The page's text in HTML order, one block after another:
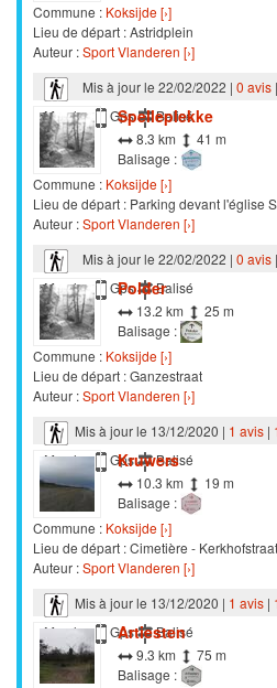
Commune : Koksijde [›]
Lieu de départ : Astridplein
Auteur :Sport Vlanderen [›]
Mis à jour le 22/02/2022 | 0 avis|
Marche
Gps Balisé
Spelleplekke
8.3 km
41 m
Balisage :
Commune : Koksijde [›]
Lieu de départ : Parking devant l'église
Auteur :Sport Vlanderen [›]
Mis à jour le 22/02/2022 | 0 avis|
Marche
Gps Balisé
Polder
13.2 km
25 m
Balisage :
Commune : Koksijde [›]
Lieu de départ : Ganzestraat
Auteur :Sport Vlanderen [›]
Mis à jour le 13/12/2020 | 1 avis|
Marche
Gps Balisé
Kruwers
10.3 km
19 m
Balisage :
Commune : Koksijde [›]
Lieu de départ : Cimetière - Kerkhofstraat
Auteur :Sport Vlanderen [›]
Mis à jour le 13/12/2020 | 1 avis|
Marche
Gps Balisé
Artiesten
9.3 km
75 m
Balisage :